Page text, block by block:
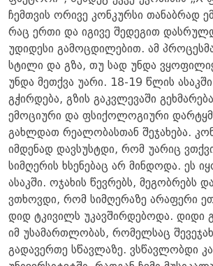
ჩემთვის ორივე კონკურსი თანაბრად
რაც ერთი და იგივე შედეგით
უდიდესი გამოცდილებით. ამ პროცესმა
სტილი და გზა, თუ სად უნდა
უნდა მეთქვა უარი. 18-19 წლის
გჭირდება, გზის გაკვლევაში
ემოციური და ფსიქოლოგიური
გახლდათ რეალობასთან შეჯახება.
იმდენად დავსუსტდი, რომ უარიც
სიმღერის ხსენებაც არ მინდოდა. ეს
ასაკში. ოჯახის წევრებს, მეგობრებს
ვთხოვდი, რომ სიმღერაზე არაფერი
დიდ ტკივილს უკავშირდებოდა. დიდი
იმ უსამართლობას, რომელსაც
გადავერთე სწავლაზე. ვსწავლობდი